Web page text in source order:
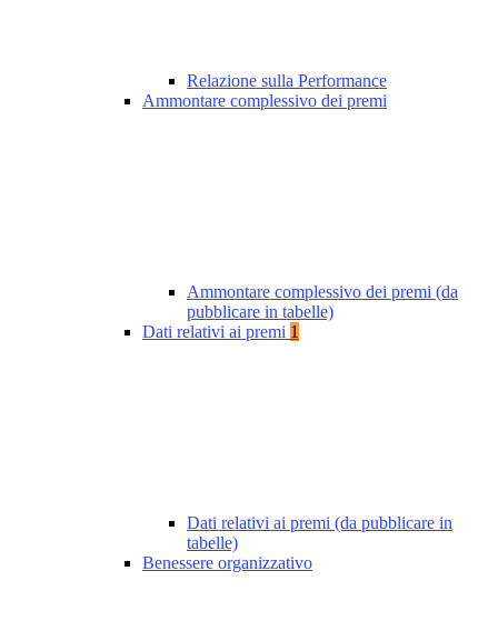
Relazione sulla Performance
Ammontare complessivo dei premi
Ammontare complessivo dei premi (da
pubblicare in tabelle)
Dati relativi ai premi 1
Dati relativi ai premi (da pubblicare in
tabelle)
Benessere organizzativo